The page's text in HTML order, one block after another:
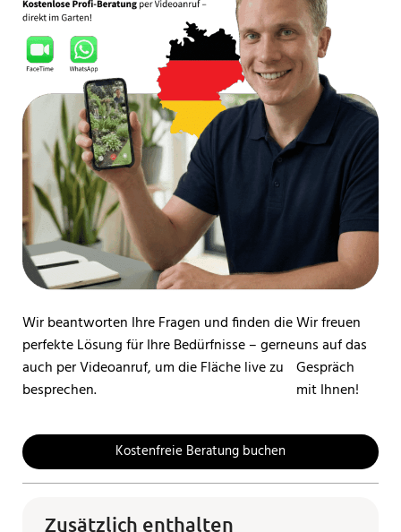
Wir beantworten Ihre Fragen und finden die
perfekte Lösung für Ihre Bedürfnisse – gerne
auch per Videoanruf, um die Fläche live zu
besprechen.
Wir freuen
uns auf das
Gespräch
mit Ihnen!
Kostenfreie Beratung buchen
Zusätzlich enthalten